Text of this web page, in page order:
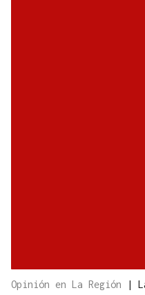
Opinión en La Región |